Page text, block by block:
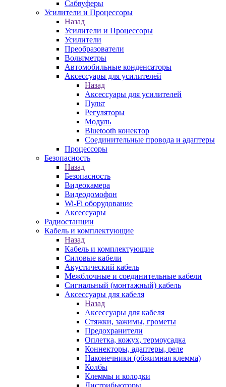
Сабвуферы
Усилители и Процессоры
Назад
Усилители и Процессоры
Усилители
Преобразователи
Вольтметры
Автомобильные конденсаторы
Аксессуары для усилителей
Назад
Аксессуары для усилителей
Пульт
Регуляторы
Модуль
Bluetooth конектор
Соединительные провода и адаптеры
Процессоры
Безопасность
Назад
Безопасность
Видеокамера
Видеодомофон
Wi-Fi оборудование
Аксессуары
Радиостанции
Кабель и комплектующие
Назад
Кабель и комплектующие
Силовые кабели
Акустический кабель
Межблочные и соединительные кабели
Сигнальный (монтажный) кабель
Аксессуары для кабеля
Назад
Аксессуары для кабеля
Стяжки, зажимы, грометы
Предохранители
Оплетка, кожух, термоусадка
Коннекторы, адаптеры, реле
Наконечники (обжимная клемма)
Колбы
Клеммы и колодки
Дистрибьюторы